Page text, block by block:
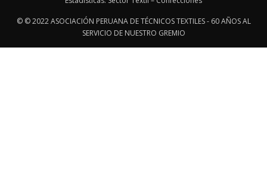
© © 2022 ASOCIACIÓN PERUANA DE TÉCNICOS TEXTILES - 60 AÑOS AL
SERVICIO DE NUESTRO GREMIO